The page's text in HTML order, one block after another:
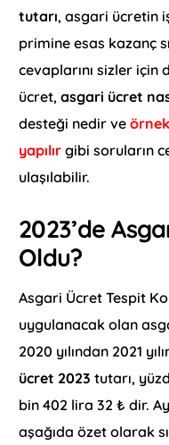
tutarı, asgari ücretin
primine esas kazanç
cevaplarını sizler
ücret,asgari ücret
desteği nedir ve
yapılır gibi soruların
ulaşılabilir.
2023’de
Oldu?
Asgari Ücret Tespit
uygulanacak olan
2020 yılından 2021
ücret 2023 tutarı,
bin 402 lira 32 ₺ dir.
aşağıda özet olarak